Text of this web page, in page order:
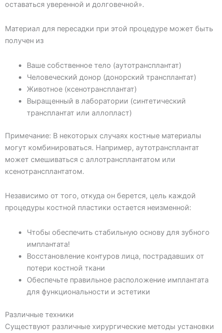
оставаться уверенной и долговечной».
Материал для пересадки при этой процедуре может быть
получен из
Ваше собственное тело (аутотрансплантат)
Человеческий донор (донорский трансплантат)
Животное (ксенотрансплантат)
Выращенный в лаборатории (синтетический
трансплантат или аллопласт)
Примечание: В некоторых случаях костные материалы
могут комбинироваться. Например, аутотрансплантат
может смешиваться с аллотрансплантатом или
ксенотрансплантатом.
Независимо от того, откуда он берется, цель каждой
процедуры костной пластики остается неизменной:
Чтобы обеспечить стабильную основу для зубного
имплантата!
Восстановление контуров лица, пострадавших от
потери костной ткани
Обеспечьте правильное расположение имплантата
для функциональности и эстетики
Различные техники
Существуют различные хирургические методы установки